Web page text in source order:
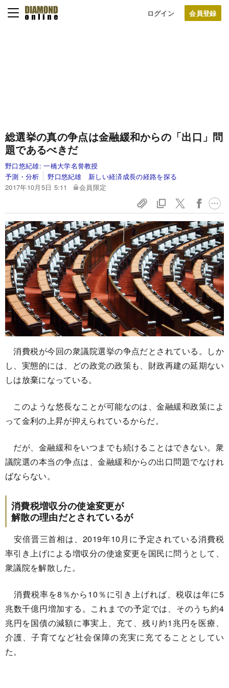
ログイン
総選挙の真の争点は金融緩和からの「出口」問
題であるべきだ
野口悠紀雄:一橋大学名誉教授
予測・分析
野口悠紀雄 新しい経済成長の経路を探る
2017年10月5日 5:11
会員限定
消費税が今回の衆議院選挙の争点だとされている。しか
し、実態的には、どの政党の政策も、財政再建の延期ない
しは放棄になっている。
このような悠長なことが可能なのは、金融緩和政策によ
って金利の上昇が抑えられているからだ。
だが、金融緩和をいつまでも続けることはできない。衆
議院選の本当の争点は、金融緩和からの出口問題でなけれ
ばならない。
消費税増収分の使途変更が
解散の理由だとされているが
安倍晋三首相は、2019年10月に予定されている消費税
率引き上げによる増収分の使途変更を国民に問うとして、
衆議院を解散した。
消費税率を8％から10％に引き上げれば、税収は年に5
兆数千億円増加する。これまでの予定では、そのうち約4
兆円を国債の減額に事実上、充て、残り約1兆円を医療、
介護、子育てなど社会保障の充実に充てることとしてい
た。